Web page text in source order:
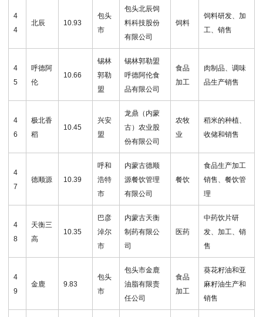
4
4
北辰 10.93
包头
市
包头北辰饲
料科技股份
有限公司
饲料
饲料研发、加
工、销售
4
5
呼德阿
伦
10.66
锡林
郭勒
盟
锡林郭勒盟
呼德阿伦食
品有限公司
食品
加工
肉制品、调味
品生产销售
4
6
极北香
稻
10.45
兴安
盟
龙鼎（内蒙
古）农业股
份有限公司
农牧
业
稻米的种植、
收储和销售
4
7
德顺源 10.39
呼和
浩特
市
内蒙古德顺
源餐饮管理
有限公司
餐饮
食品生产加工
销售、餐饮管
理
4
8
天衡三
高
10.35
巴彦
淖尔
市
内蒙古天衡
制药有限公
司
医药
中药饮片研
发、加工、销
售
4
9
金鹿 9.83
包头
市
包头市金鹿
油脂有限责
任公司
食品
加工
葵花籽油和亚
麻籽油生产和
销售